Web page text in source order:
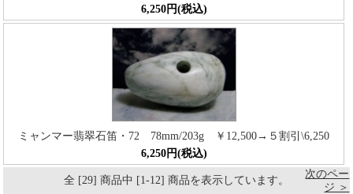
6,250円(税込)
ミャンマー翡翠石笛・72 78mm/203g ￥12,500→５割引\6,250
6,250円(税込)
全 [29] 商品中 [1-12] 商品を表示しています。
次のペー
ジ ＞